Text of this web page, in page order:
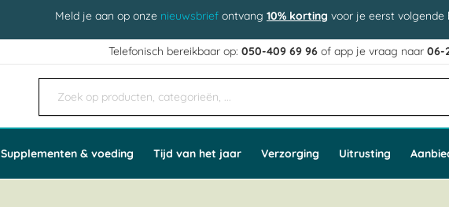
Meld je aan op onze nieuwsbrief ontvang 10% korting voor je eerst volgende
Telefonisch bereikbaar op:050-409 69 96 of app je vraag naar06-
Supplementen & voeding Tijd van het jaar Verzorging Uitrusting